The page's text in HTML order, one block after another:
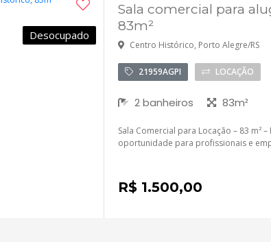
Desocupado
Sala comercial para
83m²
Centro Histórico, Porto Alegre/RS
21959AGPI LOCAÇÃO
2 banheiros 83m²
Sala Comercial para Locação – 83 m²
oportunidade para profissionais e
R$ 1.500,00